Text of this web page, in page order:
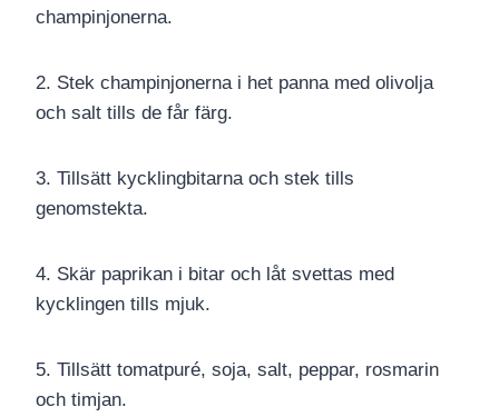
champinjonerna.
2. Stek champinjonerna i het panna med olivolja
och salt tills de får färg.
3. Tillsätt kycklingbitarna och stek tills
genomstekta.
4. Skär paprikan i bitar och låt svettas med
kycklingen tills mjuk.
5. Tillsätt tomatpuré, soja, salt, peppar, rosmarin
och timjan.